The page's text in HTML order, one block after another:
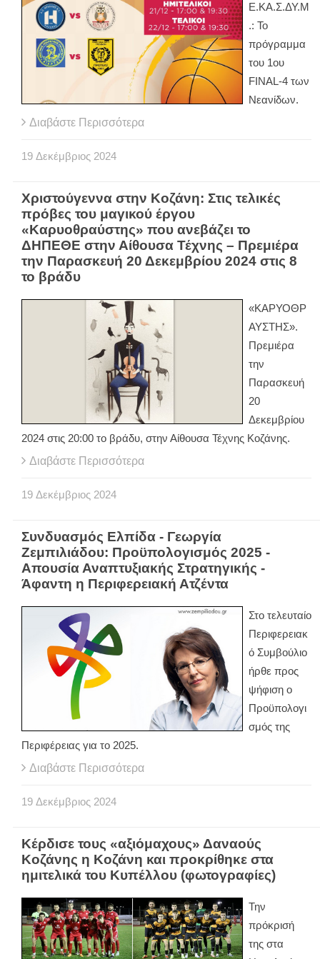
Ε.ΚΑ.Σ.ΔΥ.Μ
.: Το
πρόγραμμα
του 1ου
FINAL-4 των
Νεανίδων.
Διαβάστε Περισσότερα
19 Δεκέμβριος 2024
Χριστούγεννα στην Κοζάνη: Στις τελικές
πρόβες του μαγικού έργου
«Καρυοθραύστης» που ανεβάζει το
ΔΗΠΕΘΕ στην Αίθουσα Τέχνης – Πρεμιέρα
την Παρασκευή 20 Δεκεμβρίου 2024 στις 8
το βράδυ
«ΚΑΡΥΟΘΡ
ΑΥΣΤΗΣ».
Πρεμιέρα
την
Παρασκευή
20
Δεκεμβρίου
2024 στις 20:00 το βράδυ, στην Αίθουσα Τέχνης Κοζάνης.
Διαβάστε Περισσότερα
19 Δεκέμβριος 2024
Συνδυασμός Ελπίδα - Γεωργία
Ζεμπιλιάδου: Προϋπολογισμός 2025 -
Απουσία Αναπτυξιακής Στρατηγικής -
Άφαντη η Περιφερειακή Ατζέντα
Στο τελευταίο
Περιφερειακ
ό Συμβούλιο
ήρθε προς
ψήφιση ο
Προϋπολογι
σμός της
Περιφέρειας για το 2025.
Διαβάστε Περισσότερα
19 Δεκέμβριος 2024
Κέρδισε τους «αξιόμαχους» Δαναούς
Κοζάνης η Κοζάνη και προκρίθηκε στα
ημιτελικά του Κυπέλλου (φωτογραφίες)
Την
πρόκρισή
της στα